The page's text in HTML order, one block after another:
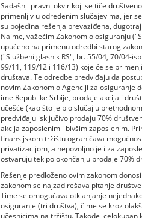
Sadašnji pravni okvir koji se tiče
primenljiv u određenim slučajevima, jer
su pojedina rešenja prevaziđena,
Naime, važećim Zakonom o osiguranju
upućeno na primenu odredbi starog
("Službeni glasnik RS", br. 55/04, 70/04-
99/11, 119/12 i 116/13) koje će se
društava. Te odredbe predviđaju da
novim Zakonom o Agenciji za osiguranje
ime Republike Srbije, prodaje akcija i
učešće (kao što je bio slučaj u
predviđaju isključivo prodaju 70%
akcija zaposlenim i bivšim zaposlenim.
finansijskom tržištu ograničava
privatizacijom, a nepovoljno je i za
ostvaruju tek po okončanju prodaje 70%
Rešenje predloženo ovim zakonom
zakonom se najzad rešava pitanje
Time se omogućava otklanjanje
osiguranje (tri društva), čime se kroz